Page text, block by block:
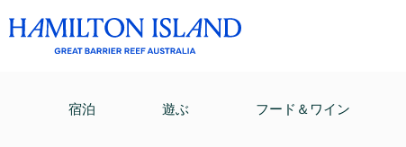
宿泊 遊ぶ フード＆ワイン